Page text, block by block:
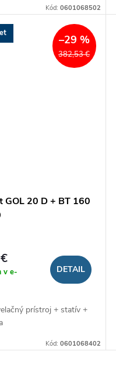
Kód: 0601068502
382,53 €
–29 %
GOL 20 D + BT 160
v e-
DETAIL
prístroj + statív +
Kód: 0601068402